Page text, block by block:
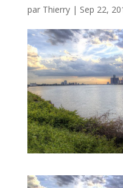
par Thierry| Sep 22,